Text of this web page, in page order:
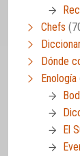
Chefs
Dónde
Enología
El